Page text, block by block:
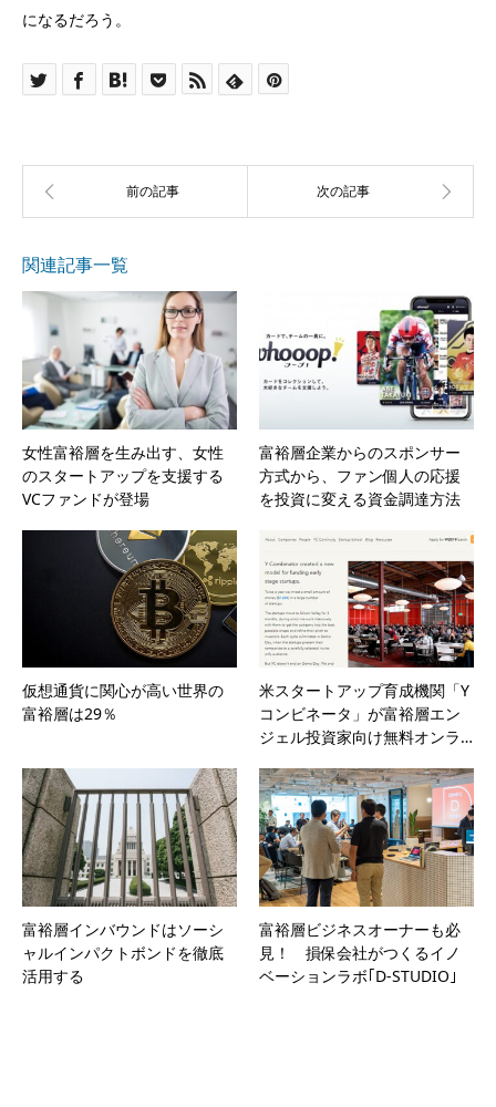
になるだろう。
関連記事一覧
女性富裕層を生み出す、女性
のスタートアップを支援する
VCファンドが登場
富裕層企業からのスポンサー
方式から、ファン個人の応援
を投資に変える資金調達方法
仮想通貨に関心が高い世界の
富裕層は29％
米スタートアップ育成機関「Y
コンビネータ」が富裕層エン
ジェル投資家向け無料オンラ…
富裕層インバウンドはソーシ
ャルインパクトボンドを徹底
活用する
富裕層ビジネスオーナーも必
見！ 損保会社がつくるイノ
ベーションラボ｢D-STUDIO｣